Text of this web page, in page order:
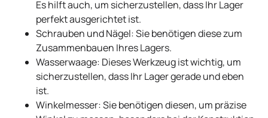
Es hilft auch, um sicherzustellen, dass Ihr Lager
perfekt ausgerichtet ist.
Schrauben und Nägel: Sie benötigen diese zum
Zusammenbauen Ihres Lagers.
Wasserwaage: Dieses Werkzeug ist wichtig, um
sicherzustellen, dass Ihr Lager gerade und eben
ist.
Winkelmesser: Sie benötigen diesen, um präzise